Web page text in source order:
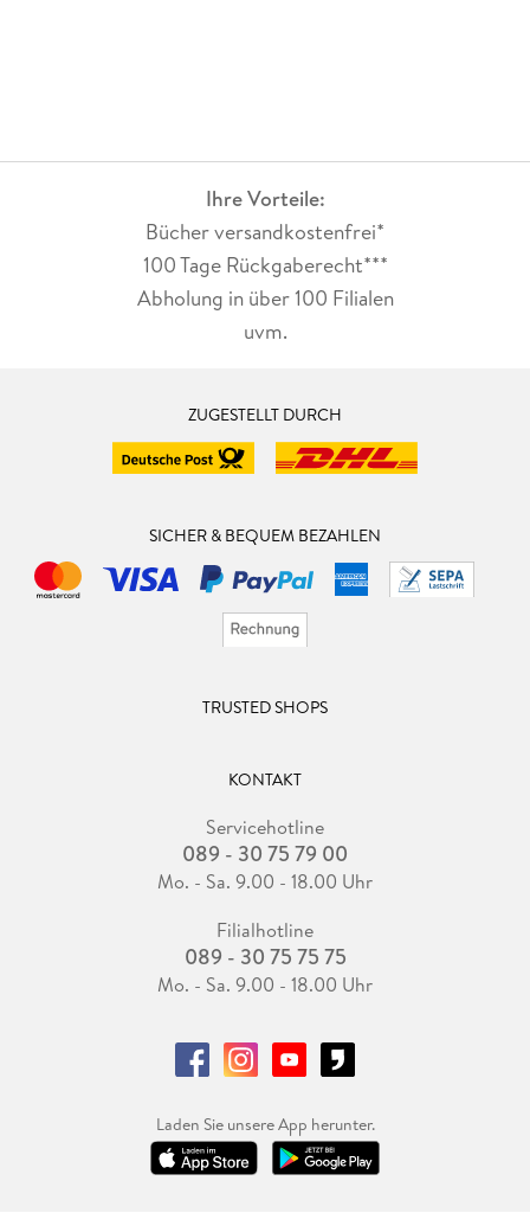
Ihre Vorteile:
Bücher versandkostenfrei*
100 Tage Rückgaberecht***
Abholung in über 100 Filialen
uvm.
ZUGESTELLT DURCH
SICHER & BEQUEM BEZAHLEN
TRUSTED SHOPS
KONTAKT
Servicehotline
089 - 30 75 79 00
Mo. - Sa. 9.00 - 18.00 Uhr
Filialhotline
089 - 30 75 75 75
Mo. - Sa. 9.00 - 18.00 Uhr
Laden Sie unsere App herunter.